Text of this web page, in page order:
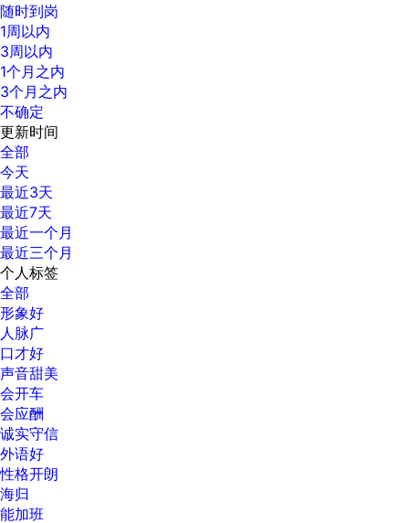
随时到岗
1周以内
3周以内
1个月之内
3个月之内
不确定
更新时间
全部
今天
最近3天
最近7天
最近一个月
最近三个月
个人标签
全部
形象好
人脉广
口才好
声音甜美
会开车
会应酬
诚实守信
外语好
性格开朗
海归
能加班